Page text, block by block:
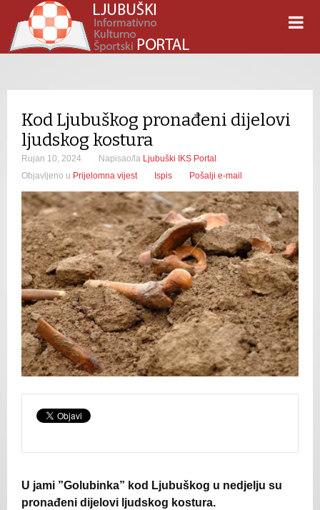
Kod Ljubuškog pronađeni dijelovi
ljudskog kostura
Rujan 10, 2024 Napisao/la Ljubuški IKS Portal
Objavljeno u Prijelomna vijest Ispis Pošalji e-mail
U jami ”Golubinka” kod Ljubuškog u nedjelju su
pronađeni dijelovi ljudskog kostura.